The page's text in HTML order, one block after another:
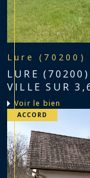
Lure (70200)
LURE
VILLE SUR
voir le bien
ACCORD